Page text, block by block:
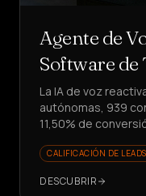
Agente de
Software
La IA de voz
autónomas, 939
11,50% de
CALIFICACIÓN DE LEADS
DESCUBRIR